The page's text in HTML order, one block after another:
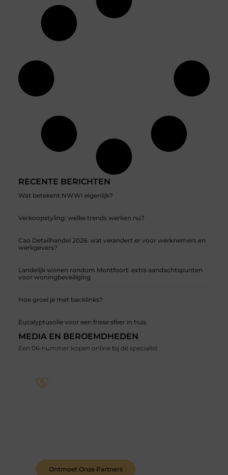
RECENTE BERICHTEN
Wat betekent NWWI eigenlijk?
Verkoopstyling: welke trends werken nu?
Cao Detailhandel 2026: wat verandert er voor werknemers en
werkgevers?
Landelijk wonen rondom Montfoort: extra aandachtspunten
voor woningbeveiliging
Hoe groei je met backlinks?
Eucalyptusolie voor een frisse sfeer in huis
MEDIA EN BEROEMDHEDEN
Een 06-nummer kopen online bij dé specialist
Ontmoet Onze Partners